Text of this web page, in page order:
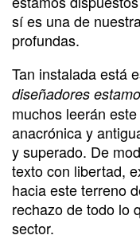
sí es una de
profundas.
Tan instalada está
diseñadores
muchos leerán
anacrónica y
y superado. De
texto con libertad,
hacia este terreno
rechazo de todo lo
sector.